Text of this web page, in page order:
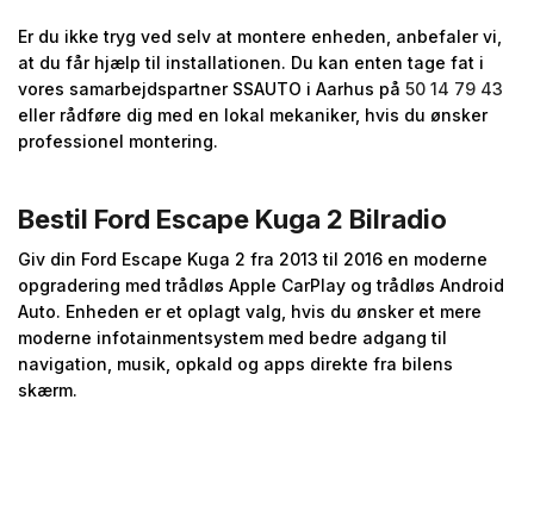
Er du ikke tryg ved selv at montere enheden, anbefaler vi,
at du får hjælp til installationen. Du kan enten tage fat i
vores samarbejdspartner SSAUTO i Aarhus på 50 14 79 43
eller rådføre dig med en lokal mekaniker, hvis du ønsker
professionel montering.
Bestil Ford Escape Kuga 2 Bilradio
Giv din Ford Escape Kuga 2 fra 2013 til 2016 en moderne
opgradering med trådløs Apple CarPlay og trådløs Android
Auto. Enheden er et oplagt valg, hvis du ønsker et mere
moderne infotainmentsystem med bedre adgang til
navigation, musik, opkald og apps direkte fra bilens
skærm.